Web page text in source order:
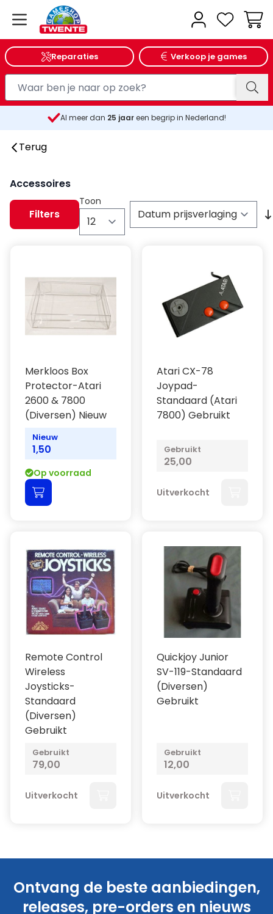
Reparaties Verkoop je games
Al meer dan 25 jaareen begrip in Nederland!
Terug
Accessoires
Filters
Toon
per pagina
Merkloos Box
Protector-Atari
2600 & 7800
(Diversen) Nieuw
Nieuw
1,50
Op voorraad
Atari CX-78
Joypad-
Standaard (Atari
7800) Gebruikt
Gebruikt
25,00
Uitverkocht
Remote Control
Wireless
Joysticks-
Standaard
(Diversen)
Gebruikt
Gebruikt
79,00
Uitverkocht
Quickjoy Junior
SV-119-Standaard
(Diversen)
Gebruikt
Gebruikt
12,00
Uitverkocht
Ontvang de beste aanbiedingen,
releases, pre-orders en nieuws